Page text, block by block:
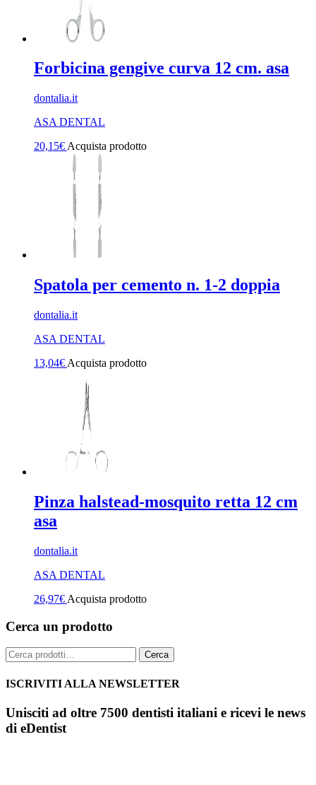
Forbicina gengive curva 12 cm. asa
dontalia.it
ASA DENTAL
20,15€ Acquista prodotto
Spatola per cemento n. 1-2 doppia
dontalia.it
ASA DENTAL
13,04€ Acquista prodotto
Pinza halstead-mosquito retta 12 cm
asa
dontalia.it
ASA DENTAL
26,97€ Acquista prodotto
Cerca un prodotto
Cerca: Cerca
ISCRIVITI ALLA NEWSLETTER
Unisciti ad oltre 7500 dentisti italiani e ricevi le news
di eDentist